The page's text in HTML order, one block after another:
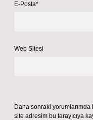
E-Posta*
Web Sitesi
Daha sonraki yorumlarımda
site adresim bu tarayıcıya